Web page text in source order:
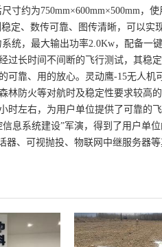
寸约为750mm×600mm×500mm，
定、数传可靠、图传清晰，可以实
统，最大输出功率2.0Kw，配备一
过长时间不间断的飞行测试，其稳
可靠、用的放心。灵动鹰-15无人机
林防火等对航时及稳定性要求较高
时左右，为用户单位提供了可靠的
息系统建设”军演，得到了用户单位
、可视抛投、物联网中继服务器等